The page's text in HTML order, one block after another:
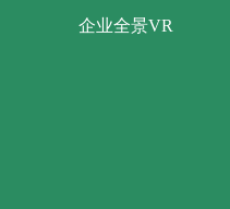
企业全景VR